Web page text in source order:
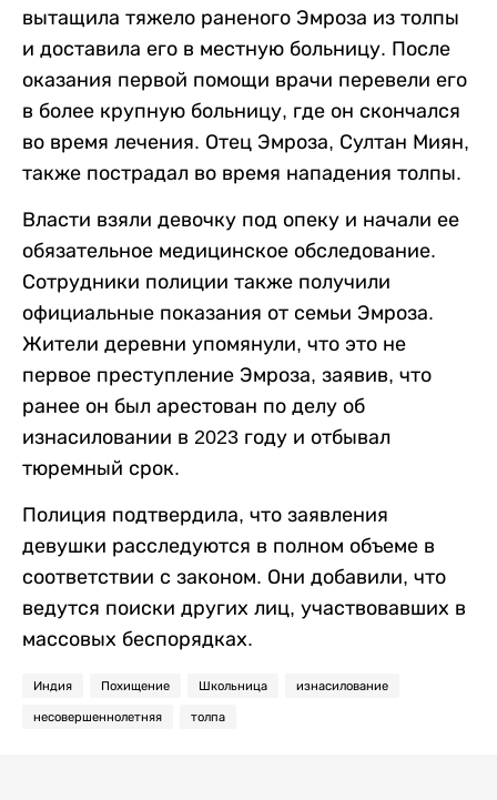
вытащила тяжело раненого Эмроза из толпы
и доставила его в местную больницу. После
оказания первой помощи врачи перевели его
в более крупную больницу, где он скончался
во время лечения. Отец Эмроза, Султан Миян,
также пострадал во время нападения толпы.
Власти взяли девочку под опеку и начали ее
обязательное медицинское обследование.
Сотрудники полиции также получили
официальные показания от семьи Эмроза.
Жители деревни упомянули, что это не
первое преступление Эмроза, заявив, что
ранее он был арестован по делу об
изнасиловании в 2023 году и отбывал
тюремный срок.
Полиция подтвердила, что заявления
девушки расследуются в полном объеме в
соответствии с законом. Они добавили, что
ведутся поиски других лиц, участвовавших в
массовых беспорядках.
Индия Похищение Школьница изнасилование
несовершеннолетняя толпа